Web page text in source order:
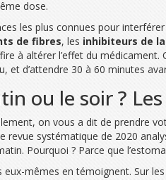
dose.
les plus connues pour
de fibres, les inhibiteurs de
à altérer l’effet du médicament.
et d’attendre 30 à 60 minutes
ou le soir ?
on vous a dit de prendre
revue systématique de 2020
Pourquoi ? Parce que
eux-mêmes en témoignent. Sur